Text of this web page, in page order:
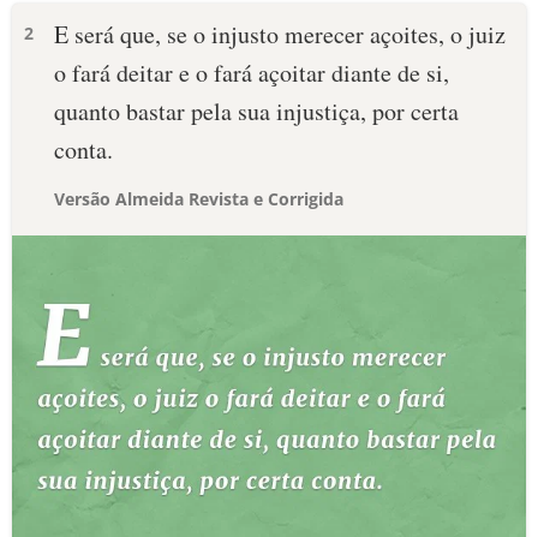
2
E será que, se o injusto merecer açoites, o juiz
o fará deitar e o fará açoitar diante de si,
quanto bastar pela sua injustiça, por certa
conta.
Versão Almeida Revista e Corrigida